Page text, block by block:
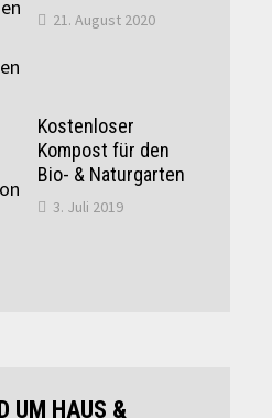
21. August 2020
Kostenloser
Kompost für den
Bio- & Naturgarten
3. Juli 2019
UM HAUS &